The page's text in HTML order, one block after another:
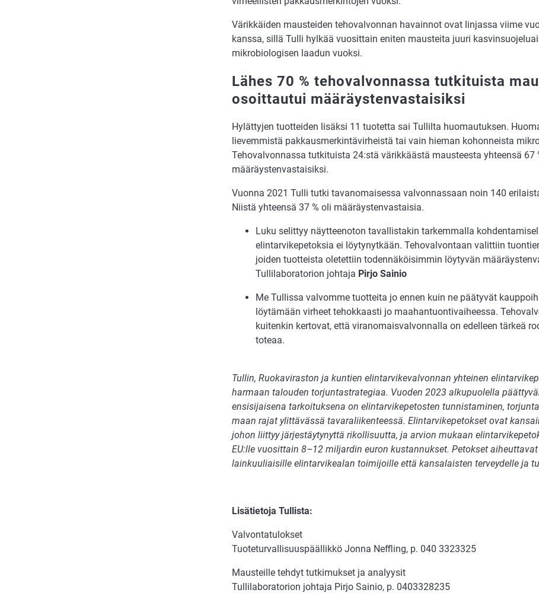
Värikkäiden mausteiden tehovalvonnan havainnot ovat linjassa viime
kanssa, sillä Tulli hylkää vuosittain eniten mausteita juuri
mikrobiologisen laadun vuoksi.
Lähes 70 % tehovalvonnassa tutkituista
osoittautui määräystenvastaisiksi
Hylättyjen tuotteiden lisäksi 11 tuotetta sai Tullilta huomautuksen.
lievemmistä pakkausmerkintävirheistä tai vain hieman kohonneista
Tehovalvonnassa tutkituista 24:stä värikkäästä mausteesta yhteensä 67
määräystenvastaisiksi.
Vuonna 2021 Tulli tutki tavanomaisessa valvonnassaan noin 140
Niistä yhteensä 37 % oli määräystenvastaisia.
Luku selittyy näytteenoton tavallistakin tarkemmalla
elintarvikepetoksia ei löytynytkään. Tehovalvontaan valittiin
joiden tuotteista oletettiin todennäköisimmin löytyvän
Tullilaboratorion johtaja Pirjo Sainio
Me Tullissa valvomme tuotteita jo ennen kuin ne päätyvät
löytämään virheet tehokkaasti jo maahantuontivaiheessa.
kuitenkin kertovat, että viranomaisvalvonnalla on edelleen tärkeä
toteaa.
Tullin, Ruokaviraston ja kuntien elintarvikevalvonnan yhteinen
harmaan talouden torjuntastrategiaa. Vuoden 2023 alkupuolella
ensisijaisena tarkoituksena on elintarvikepetosten tunnistaminen,
maan rajat ylittävässä tavaraliikenteessä. Elintarvikepetokset ovat
johon liittyy järjestäytynyttä rikollisuutta, ja arvion mukaan
EU:lle vuosittain 8–12 miljardin euron kustannukset. Petokset
lainkuuliaisille elintarvikealan toimijoille että kansalaisten terveydelle ja
Lisätietoja Tullista:
Valvontatulokset
Tuoteturvallisuuspäällikkö Jonna Neffling, p. 040 3323325
Mausteille tehdyt tutkimukset ja analyysit
Tullilaboratorion johtaja Pirjo Sainio, p. 0403328235